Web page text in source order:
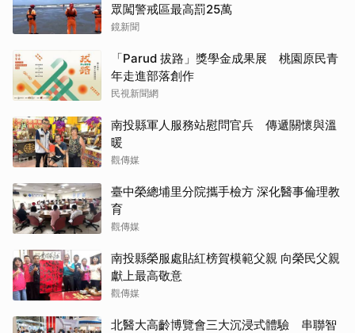
眾闖警戒區最高罰25萬
鏡新聞
「Parud 拔路」獎學金成果展 桃園原民青
年走進部落創作
民視新聞網
南投縣軍人服務站慰問官兵 傳遞關懷與溫
暖
觀傳媒
臺中榮總埔里分院攜手檢方 深化醫事倫理教
育
觀傳媒
南投縣榮服處貼紅榜賀模範父親 向榮民父親
獻上最高敬意
觀傳媒
北醫大高齡博覽會三大沉浸式體驗 串聯智